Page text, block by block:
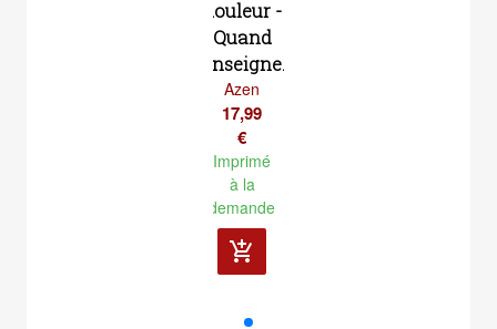
douleur -
Quand
l'enseigne...
Azen
17,99
€
Imprimé
à la
demande
add_shopping_cart